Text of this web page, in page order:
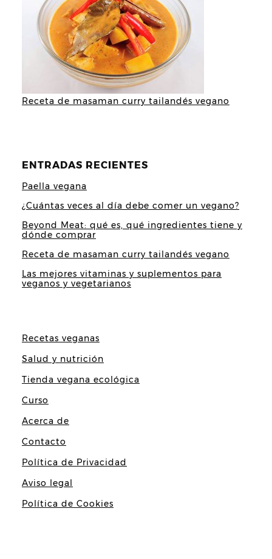
Receta de masaman curry tailandés vegano
ENTRADAS RECIENTES
Paella vegana
¿Cuántas veces al día debe comer un vegano?
Beyond Meat: qué es, qué ingredientes tiene y
dónde comprar
Receta de masaman curry tailandés vegano
Las mejores vitaminas y suplementos para
veganos y vegetarianos
Recetas veganas
Salud y nutrición
Tienda vegana ecológica
Curso
Acerca de
Contacto
Política de Privacidad
Aviso legal
Política de Cookies